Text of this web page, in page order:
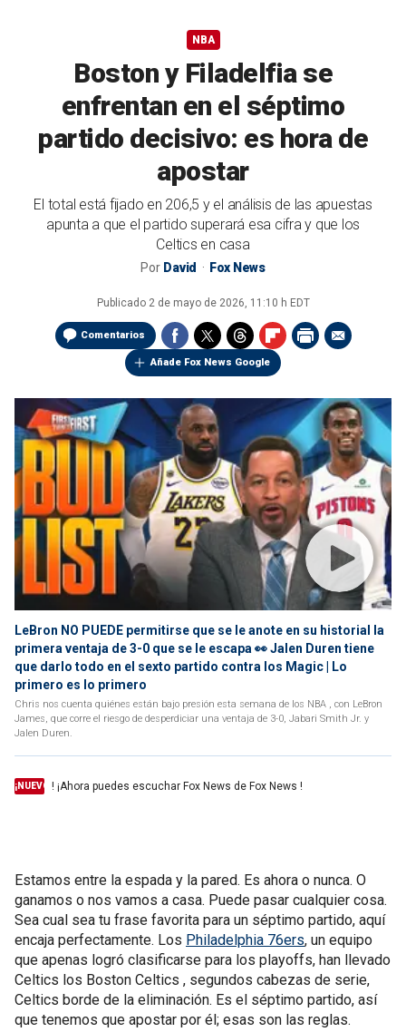
NBA
Boston y Filadelfia se
enfrentan en el séptimo
partido decisivo: es hora de
apostar
El total está fijado en 206,5 y el análisis de las apuestas
apunta a que el partido superará esa cifra y que los
Celtics en casa
Por David Fox News
Publicado 2 de mayo de 2026, 11:10 h EDT
Comentarios
Añade Fox News Google
LeBron NO PUEDE permitirse que se le anote en su historial la
primera ventaja de 3-0 que se le escapa 👀 Jalen Duren tiene
que darlo todo en el sexto partido contra los Magic | Lo
primero es lo primero
Chris nos cuenta quiénes están bajo presión esta semana de los NBA , con LeBron
James, que corre el riesgo de desperdiciar una ventaja de 3-0, Jabari Smith Jr. y
Jalen Duren.
¡NUEVO ! ¡Ahora puedes escuchar Fox News de Fox News !
Estamos entre la espada y la pared. Es ahora o nunca. O
ganamos o nos vamos a casa. Puede pasar cualquier cosa.
Sea cual sea tu frase favorita para un séptimo partido, aquí
encaja perfectamente. Los Philadelphia 76ers, un equipo
que apenas logró clasificarse para los playoffs, han llevado
Celtics los Boston Celtics , segundos cabezas de serie,
Celtics borde de la eliminación. Es el séptimo partido, así
que tenemos que apostar por él; esas son las reglas.